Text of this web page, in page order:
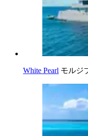
White Pearl モルジ